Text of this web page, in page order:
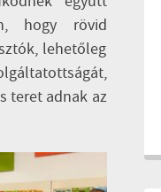
hogy rövid
lehetőleg
teret adnak az